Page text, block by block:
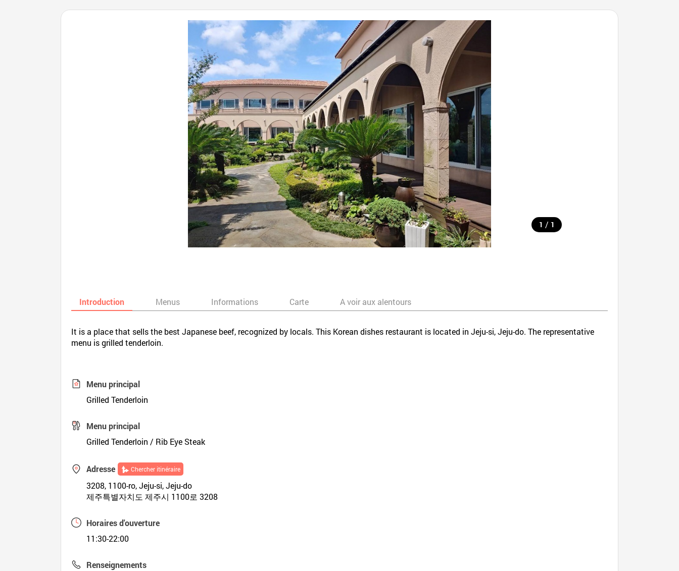
1 / 1
Introduction Menus Informations Carte A voir aux alentours
It is a place that sells the best Japanese beef, recognized by locals. This Korean dishes restaurant is located in Jeju-si, Jeju-do. The representative
menu is grilled tenderloin.
Menu principal
Grilled Tenderloin
Menu principal
Grilled Tenderloin / Rib Eye Steak
Adresse Chercher itinéraire
3208, 1100-ro, Jeju-si, Jeju-do
제주특별자치도 제주시 1100로 3208
Horaires d'ouverture
11:30-22:00
Renseignements